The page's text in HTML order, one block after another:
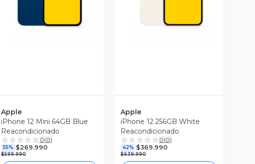
Apple
iPhone 12 Mini 64GB Blue
Reacondicionado
0(0)
55% $269.990
$599.990
Apple
iPhone 12 256GB White
Reacondicionado
0(0)
42% $369.990
$639.990